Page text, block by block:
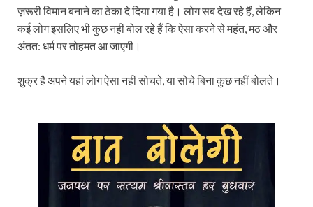
ज़रूरी विमान बनाने का ठेका दे दिया गया है। लोग सब देख रहे हैं, लेकिन
कई लोग इसलिए भी कुछ नहीं बोल रहे हैं कि ऐसा करने से महंत, मठ और
अंतत: धर्म पर तोहमत आ जाएगी।
शुक्र है अपने यहां लोग ऐसा नहीं सोचते, या सोचे बिना कुछ नहीं बोलते।